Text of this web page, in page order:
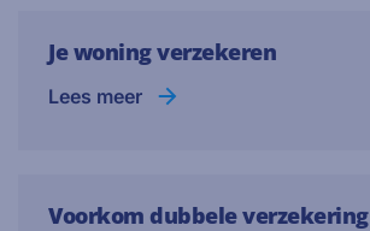
Je woning verzekeren
Lees meer
Voorkom dubbele verzekering